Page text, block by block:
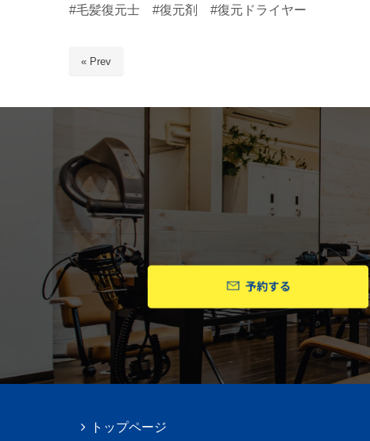
#毛髪復元士 #復元剤 #復元ドライヤー
« Prev
トップページ